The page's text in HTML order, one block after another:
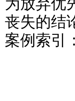
丧失的结
案例索引